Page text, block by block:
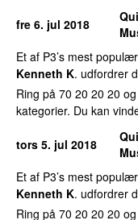
fre 6. jul 2018
Et af P3’s mest
Kenneth K. udfordrer
Ring på 70 20 20 20
kategorier. Du kan
tors 5. jul 2018
Et af P3’s mest
Kenneth K. udfordrer
Ring på 70 20 20 20